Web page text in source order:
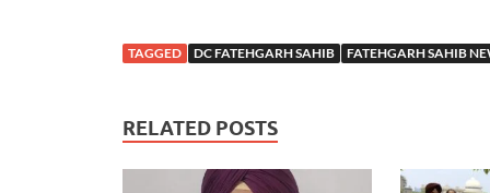
TAGGED DC FATEHGARH SAHIB FATEHGARH SAHIB
RELATED POSTS